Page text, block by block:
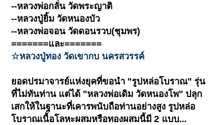
--หลวงพ่อกลั่น วัดพระญาติ
--หลวงปู่ยิ้ม วัดหนองบัว
--หลวงพ่อจอน วัดดอนรวบ(ชุมพร)
=======และ=======
☆หลวงปู่ทอง วัดเขากบ นครสวรรค์
ยอดปรมาจารย์แห่งยุคที่ขอนำ "รูปหล่อโบราณ" รุ่น
ที่ไม่ทันท่าน แต่ได้ "หลวงพ่อเดิม วัดหนองโพ" ปลุก
เสกให้ในฐานะที่เคารพนับถือท่านอย่างสูง รูปหล่อ
โบราณเนื้อโลหะผสมหรือทองผสมนี้มี 2 แบบ...